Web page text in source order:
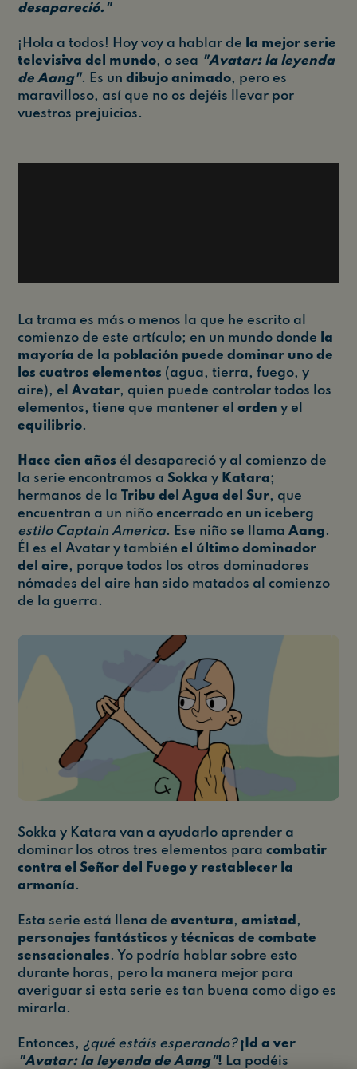
desapareció."
¡Hola a todos! Hoy voy a hablar de la mejor serie
televisiva del mundo, o sea "Avatar: la leyenda
de Aang". Es undibujo animado, pero es
maravilloso, así que no os dejéis llevar por
vuestros prejuicios.
La trama es más o menos la que he escrito al
comienzo de este artículo; en un mundo donde la
mayoría de la población puede dominar uno de
los cuatros elementos (agua, tierra, fuego, y
aire), elAvatar, quien puede controlar todos los
elementos, tiene que mantener elorden y el
equilibrio.
Hace cien años él desapareció y al comienzo de
la serie encontramos aSokka y Katara;
hermanos de laTribu del Agua del Sur, que
encuentran a un niño encerrado en un iceberg
estilo Captain America. Ese niño se llamaAang.
Él es el Avatar y tambiénel último dominador
del aire, porque todos los otros dominadores
nómades del aire han sido matados al comienzo
de la guerra.
Sokka y Katara van a ayudarlo aprender a
dominar los otros tres elementos paracombatir
contra el Señor del Fuego y restablecer la
armonía.
Esta serie está llena deaventura,amistad ,
personajes fantásticosytécnicas de combate
sensacionales. Yo podría hablar sobre esto
durante horas, pero la manera mejor para
averiguar si esta serie es tan buena como digo es
mirarla.
Entonces, ¿qué estáis esperando? ¡Id a ver
"Avatar: la leyenda de Aang"! La podéis